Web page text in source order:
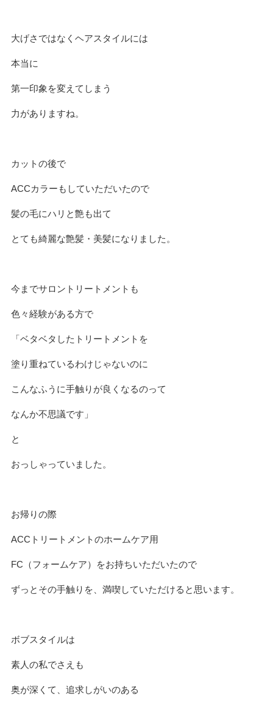
大げさではなくヘアスタイルには
本当に
第一印象を変えてしまう
力がありますね。
カットの後で
ACCカラーもしていただいたので
髪の毛にハリと艶も出て
とても綺麗な艶髪・美髪になりました。
今までサロントリートメントも
色々経験がある方で
「ベタベタしたトリートメントを
塗り重ねているわけじゃないのに
こんなふうに手触りが良くなるのって
なんか不思議です」
と
おっしゃっていました。
お帰りの際
ACCトリートメントのホームケア用
FC（フォームケア）をお持ちいただいたので
ずっとその手触りを、満喫していただけると思います。
ボブスタイルは
素人の私でさえも
奥が深くて、追求しがいのある